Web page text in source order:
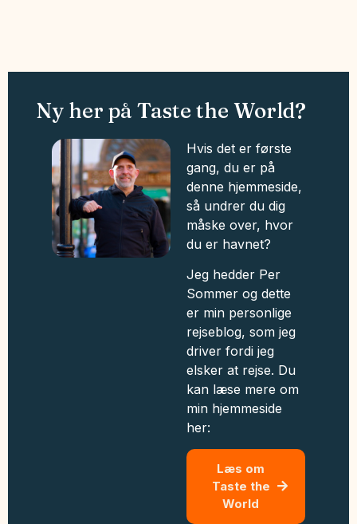
Ny her på Taste the World?
Hvis det er første
gang, du er på
denne hjemmeside,
så undrer du dig
måske over, hvor
du er havnet?
Jeg hedder Per
Sommer og dette
er min personlige
rejseblog, som jeg
driver fordi jeg
elsker at rejse. Du
kan læse mere om
min hjemmeside
her:
Læs om
Taste the
World